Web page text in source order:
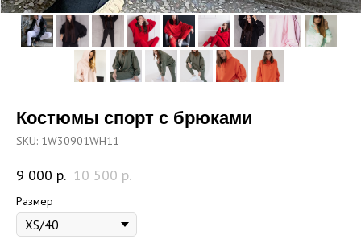
Костюмы спорт с брюками
SKU: 1W30901WH11
9 000 р. 10 500 р.
Размер